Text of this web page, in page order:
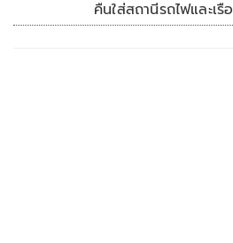
คืนใส่สถานีรถไฟและเรือ